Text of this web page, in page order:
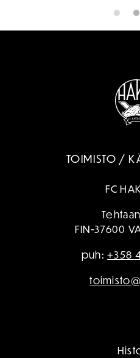
TOIMISTO /
FC
FIN-37600
puh:+358